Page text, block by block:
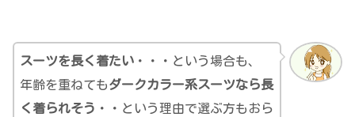
スーツを長く着たい ・・・という場合も、
年齢を重ねてもダークカラー系スーツなら長
く着られそう ・・という理由で選ぶ方もおら